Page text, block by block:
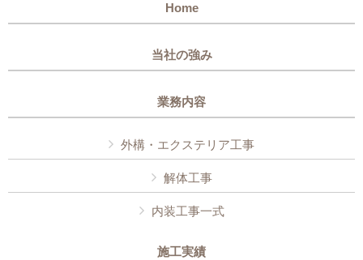
Home
当社の強み
業務内容
外構・エクステリア工事
解体工事
内装工事一式
施工実績